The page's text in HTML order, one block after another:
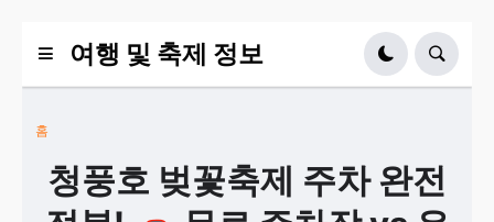
여행 및 축제 정보
홈
청풍호 벚꽃축제 주차 완전